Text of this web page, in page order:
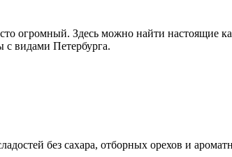
огромный. Здесь можно найти настоящие
с видами Петербурга.
без сахара, отборных орехов и